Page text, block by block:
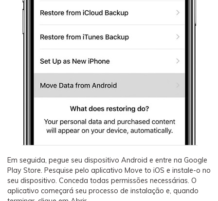
Em seguida, pegue seu dispositivo Android e entre na Google
Play Store. Pesquise pelo aplicativo Move to iOS e instale-o no
seu dispositivo. Conceda todas permissões necessárias. O
aplicativo começará seu processo de instalação e, quando